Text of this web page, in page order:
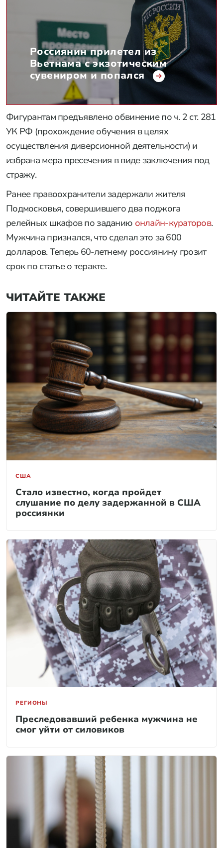
Россиянин прилетел из
Вьетнама с экзотическим
сувениром и попался
Фигурантам предъявлено обвинение по ч. 2 ст. 281
УК РФ (прохождение обучения в целях
осуществления диверсионной деятельности) и
избрана мера пресечения в виде заключения под
стражу.
Ранее правоохранители задержали жителя
Подмосковья, совершившего два поджога
релейных шкафов по заданию онлайн-кураторов.
Мужчина признался, что сделал это за 600
долларов. Теперь 60-летнему россиянину грозит
срок по статье о теракте.
ЧИТАЙТЕ ТАКЖЕ
США
Стало известно, когда пройдет
слушание по делу задержанной в США
россиянки
РЕГИОНЫ
Преследовавший ребенка мужчина не
смог уйти от силовиков